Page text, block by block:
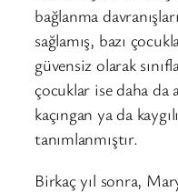
bağlanma
sağlamış, bazı
güvensiz olarak
çocuklar ise daha da
kaçıngan ya da
tanımlanmıştır.
Birkaç yıl sonra,